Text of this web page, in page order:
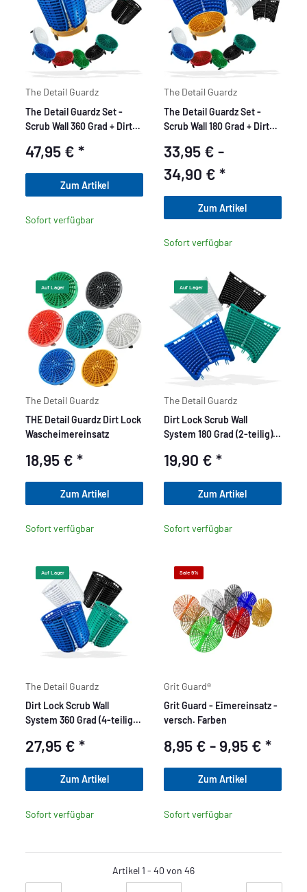
The Detail Guardz
The Detail Guardz Set -
Scrub Wall 360 Grad + Dirt
47,95 €*
Zum Artikel
Sofort verfügbar
The Detail Guardz
The Detail Guardz Set -
Scrub Wall 180 Grad + Dirt
33,95 € -
34,90 € *
Zum Artikel
Sofort verfügbar
Auf Lager
The Detail Guardz
THE Detail Guardz Dirt Lock
Wascheimereinsatz
18,95 €*
Zum Artikel
Sofort verfügbar
Auf Lager
The Detail Guardz
Dirt Lock Scrub Wall
System 180 Grad (2-teilig)
19,90 € *
Zum Artikel
Sofort verfügbar
Auf Lager
The Detail Guardz
Dirt Lock Scrub Wall
System 360 Grad (4-teilig)
Schmutzeinstatz
27,95 €*
Zum Artikel
Sofort verfügbar
Sale 9%
Grit Guard®
Grit Guard - Eimereinsatz -
versch. Farben
8,95 € -9,95 € *
Zum Artikel
Sofort verfügbar
Artikel 1 - 40 von 46